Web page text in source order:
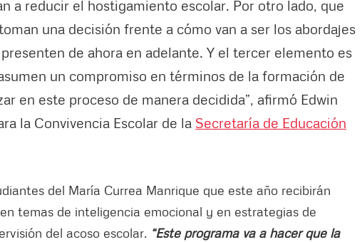
a reducir el hostigamiento escolar. Por otro lado, que
una decisión frente a cómo van a ser los abordajes
de ahora en adelante. Y el tercer elemento es
un compromiso en términos de la formación de
en este proceso de manera decidida”, afirmó Edwin
la Convivencia Escolar de la Secretaría de Educación
del María Currea Manrique que este año recibirán
temas de inteligencia emocional y en estrategias de
del acoso escolar. “Este programa va a hacer que la